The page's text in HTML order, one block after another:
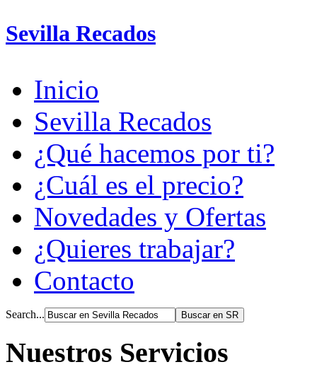
Sevilla Recados
Inicio
Sevilla Recados
¿Qué hacemos por ti?
¿Cuál es el precio?
Novedades y Ofertas
¿Quieres trabajar?
Contacto
Search...
Nuestros Servicios